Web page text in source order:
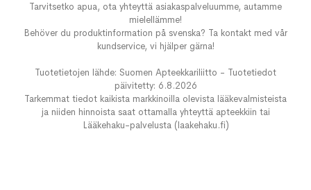
Tarvitsetko apua, ota yhteyttä asiakaspalveluumme, autamme
mielellämme!
Behöver du produktinformation på svenska? Ta kontakt med vår
kundservice, vi hjälper gärna!
Tuotetietojen lähde: Suomen Apteekkariliitto - Tuotetiedot
päivitetty: 6.8.2026
Tarkemmat tiedot kaikista markkinoilla olevista lääkevalmisteista
ja niiden hinnoista saat ottamalla yhteyttä apteekkiin tai
Lääkehaku-palvelusta (laakehaku.fi)